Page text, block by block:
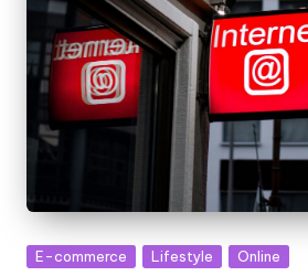
Posted
E-commerce Lifestyle Online